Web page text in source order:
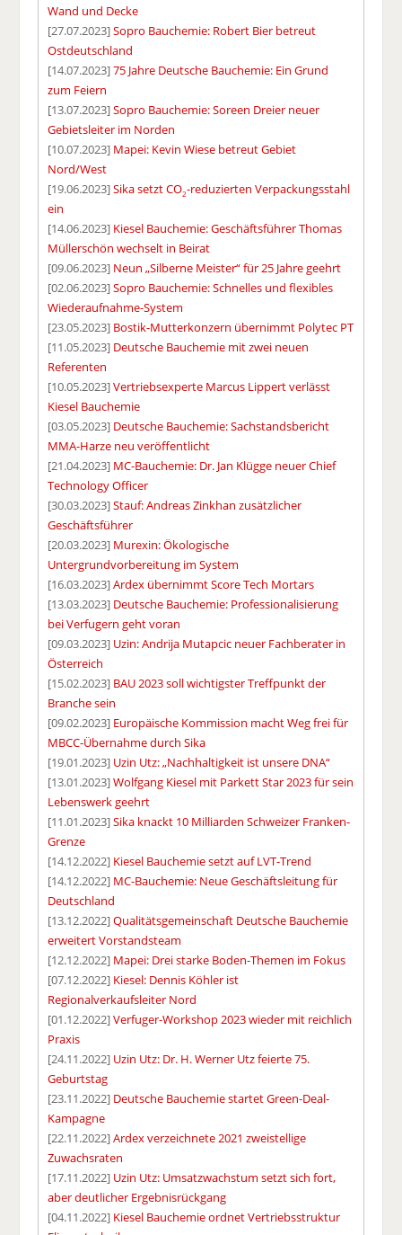
Wand und Decke
[27.07.2023]Sopro Bauchemie: Robert Bier betreut
Ostdeutschland
[14.07.2023]75 Jahre Deutsche Bauchemie: Ein Grund
zum Feiern
[13.07.2023]Sopro Bauchemie: Soreen Dreier neuer
Gebietsleiter im Norden
[10.07.2023] Mapei: Kevin Wiese betreut Gebiet
Nord/West
[19.06.2023]Sika setzt CO2-reduzierten Verpackungsstahl
ein
[14.06.2023] Kiesel Bauchemie: Geschäftsführer Thomas
Müllerschön wechselt in Beirat
[09.06.2023] Neun „Silberne Meister“ für 25 Jahre geehrt
[02.06.2023]Sopro Bauchemie: Schnelles und flexibles
Wiederaufnahme-System
[23.05.2023] Bostik-Mutterkonzern übernimmt Polytec PT
[11.05.2023] Deutsche Bauchemie mit zwei neuen
Referenten
[10.05.2023]Vertriebsexperte Marcus Lippert verlässt
Kiesel Bauchemie
[03.05.2023] Deutsche Bauchemie: Sachstandsbericht
MMA-Harze neu veröffentlicht
[21.04.2023] MC-Bauchemie: Dr. Jan Klügge neuer Chief
Technology Officer
[30.03.2023]Stauf: Andreas Zinkhan zusätzlicher
Geschäftsführer
[20.03.2023] Murexin: Ökologische
Untergrundvorbereitung im System
[16.03.2023]Ardex übernimmt Score Tech Mortars
[13.03.2023] Deutsche Bauchemie: Professionalisierung
bei Verfugern geht voran
[09.03.2023] Uzin: Andrija Mutapcic neuer Fachberater in
Österreich
[15.02.2023] BAU 2023 soll wichtigster Treffpunkt der
Branche sein
[09.02.2023] Europäische Kommission macht Weg frei für
MBCC-Übernahme durch Sika
[19.01.2023] Uzin Utz: „Nachhaltigkeit ist unsere DNA“
[13.01.2023]Wolfgang Kiesel mit Parkett Star 2023 für sein
Lebenswerk geehrt
[11.01.2023]Sika knackt 10 Milliarden Schweizer Franken-
Grenze
[14.12.2022] Kiesel Bauchemie setzt auf LVT-Trend
[14.12.2022] MC-Bauchemie: Neue Geschäftsleitung für
Deutschland
[13.12.2022]Qualitätsgemeinschaft Deutsche Bauchemie
erweitert Vorstandsteam
[12.12.2022] Mapei: Drei starke Boden-Themen im Fokus
[07.12.2022] Kiesel: Dennis Köhler ist
Regionalverkaufsleiter Nord
[01.12.2022]Verfuger-Workshop 2023 wieder mit reichlich
Praxis
[24.11.2022] Uzin Utz: Dr. H. Werner Utz feierte 75.
Geburtstag
[23.11.2022] Deutsche Bauchemie startet Green-Deal-
Kampagne
[22.11.2022]Ardex verzeichnete 2021 zweistellige
Zuwachsraten
[17.11.2022] Uzin Utz: Umsatzwachstum setzt sich fort,
aber deutlicher Ergebnisrückgang
[04.11.2022] Kiesel Bauchemie ordnet Vertriebsstruktur